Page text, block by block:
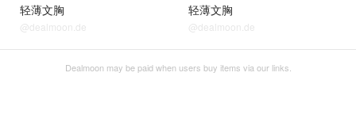
轻薄文胸
@dealmoon.de
轻薄文胸
@dealmoon.de
Dealmoon may be paid when users buy items via our links.